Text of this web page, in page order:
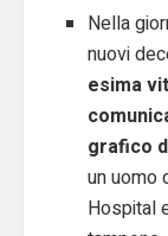
Nella
nuovi
esima
grafico
un uomo
Hospital